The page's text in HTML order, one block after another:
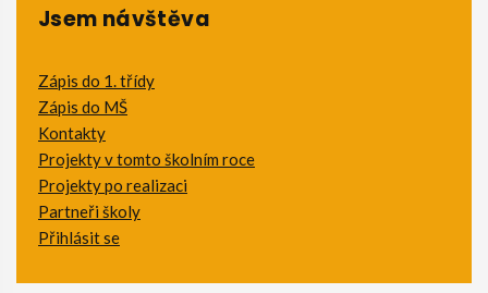
Jsem návštěva
Zápis do 1. třídy
Zápis do MŠ
Kontakty
Projekty v tomto školním roce
Projekty po realizaci
Partneři školy
Přihlásit se